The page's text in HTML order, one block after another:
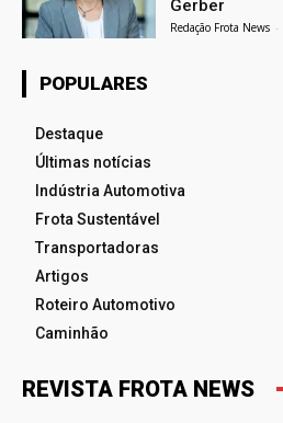
Gerber
Redação Frota News -
POPULARES
Destaque
Últimas notícias
Indústria Automotiva
Frota Sustentável
Transportadoras
Artigos
Roteiro Automotivo
Caminhão
REVISTA FROTA NEWS